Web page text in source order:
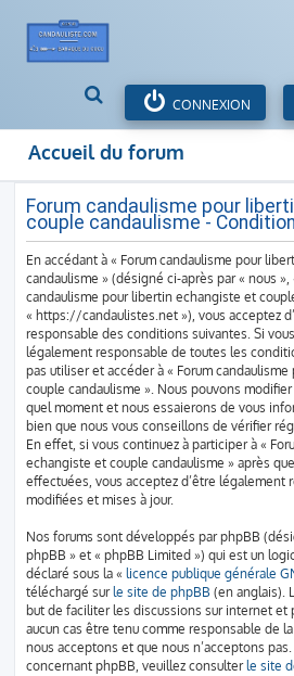
h
e
r
c
h
e
CONNEXION
Accueil du forum
Forum candaulisme pour
couple candaulisme -
En accédant à « Forum candaulisme pour
candaulisme » (désigné ci-après par « nous »,
candaulisme pour libertin echangiste et
« https://candaulistes.net »), vous acceptez
responsable des conditions suivantes. Si
légalement responsable de toutes les
pas utiliser et accéder à « Forum
couple candaulisme ». Nous pouvons
quel moment et nous essaierons de vous
bien que nous vous conseillons de vérifier
En effet, si vous continuez à participer à «
echangiste et couple candaulisme » après
effectuées, vous acceptez d’être légalement
modifiées et mises à jour.
Nos forums sont développés par phpBB
phpBB » et « phpBB Limited ») qui est un
déclaré sous la «licence publique générale
téléchargé surle site de phpBB (en anglais).
but de faciliter les discussions sur internet et
aucun cas être tenu comme responsable de
nous acceptons et que nous n’acceptons
concernant phpBB, veuillez consulterle site